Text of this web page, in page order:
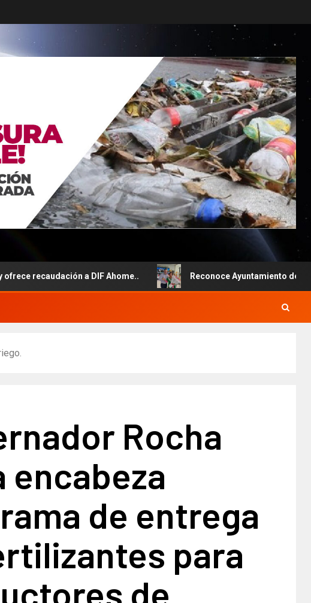
a DIF Ahome.. Reconoce Ayuntamiento de Ahome la labor
Rocha
encabeza
de entrega
para
de